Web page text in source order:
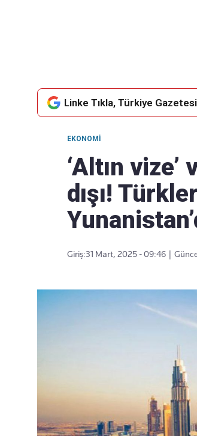
Linke Tıkla, Türkiye
EKONOMI
‘Altın
dışı!
Giriş:31 Mart, 2025 - 09:46